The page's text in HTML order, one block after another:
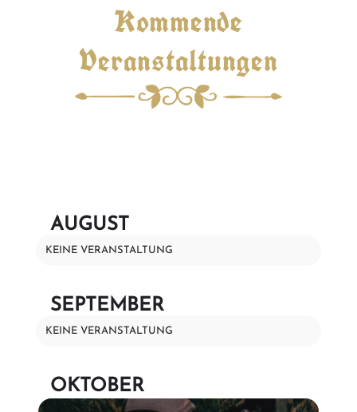
Kommende
Veranstaltungen
AUGUST
KEINE VERANSTALTUNG
SEPTEMBER
KEINE VERANSTALTUNG
OKTOBER